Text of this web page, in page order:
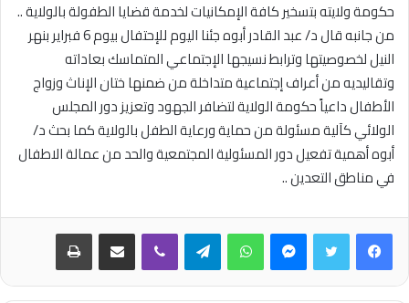
حكومة ولايته بتسخير كافة الإمكانيات لخدمة قضايا الطفولة بالولاية ..
من جانبه قال د/ عبد القادر أبوه جئنا اليوم للإحتفال بيوم 6 فبراير بنهر
النيل لخصوصيتها وترابط نسيجها الإجتماعي المتماسك بعاداته
وتقاليديه من أعراف إجتماعية متداخلة من ضمنها ختان الإناث وزواج
الأطفال داعياً حكومة الولاية لتضافر الجهود وتعزيز دور المجلس
الولائي كآلية مسئولة من حماية ورعاية الطفل بالولاية كما بحث د/
أبوه أهمية تفعيل دور المسئولية المجتمعية والحد من عمالة الاطفال
في مناطق التعدين ..
فيسبوكتويتر ماسنجر واتساب تيلقرام ڤايبر مشاركة عبر البريد طباعة